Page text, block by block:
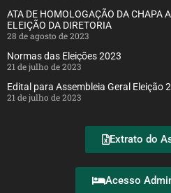
ATA DE HOMOLOGAÇÃO DA CHAPA
ELEIÇÃO DA DIRETORIA
28 de agosto de 2023
Normas das Eleições 2023
21 de julho de 2023
Edital para Assembleia Geral Eleição
21 de julho de 2023
Extrato do
Acesso